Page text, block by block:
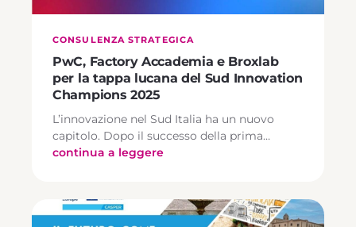
CONSULENZA STRATEGICA
PwC, Factory Accademia e Broxlab
per la tappa lucana del Sud Innovation
Champions 2025
L’innovazione nel Sud Italia ha un nuovo
capitolo. Dopo il successo della prima…
continua a leggere